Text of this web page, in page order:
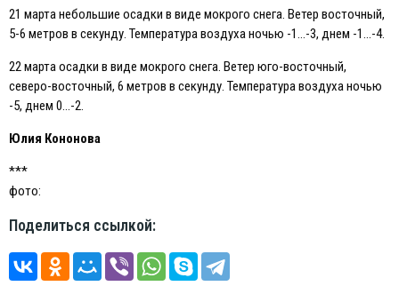
21 марта небольшие осадки в виде мокрого снега. Ветер восточный,
5-6 метров в секунду. Температура воздуха ночью -1…-3, днем -1…-4.
22 марта осадки в виде мокрого снега. Ветер юго-восточный,
северо-восточный, 6 метров в секунду. Температура воздуха ночью
-5, днем 0…-2.
Юлия Кононова
***
фото:
Поделиться ссылкой: